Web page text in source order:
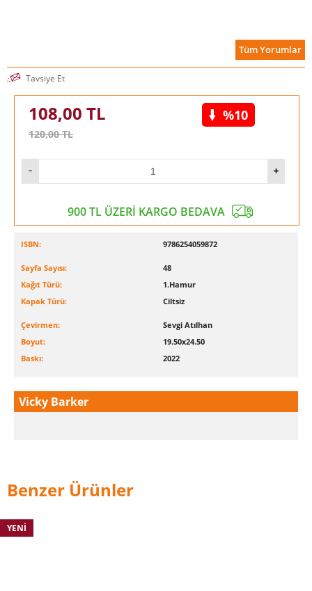
Tüm Yorumlar
Tavsiye Et
108,00 TL
120,00TL
%10
900 TL ÜZERİ KARGO BEDAVA
ISBN: 9786254059872
Sayfa Sayısı:
48
Kağıt Türü:
1.Hamur
Kapak Türü:
Ciltsiz
Çevirmen:
Sevgi Atılhan
Boyut:
19.50x24.50
Baskı:
2022
Vicky Barker
Benzer Ürünler
YENI